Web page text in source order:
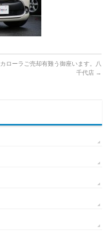
カローラご売却有難う御座います。八
千代店 →